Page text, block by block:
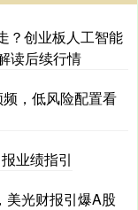
？创业板人工智能
读后续行情
，低风险配置看
业绩指引
美光财报引爆A股